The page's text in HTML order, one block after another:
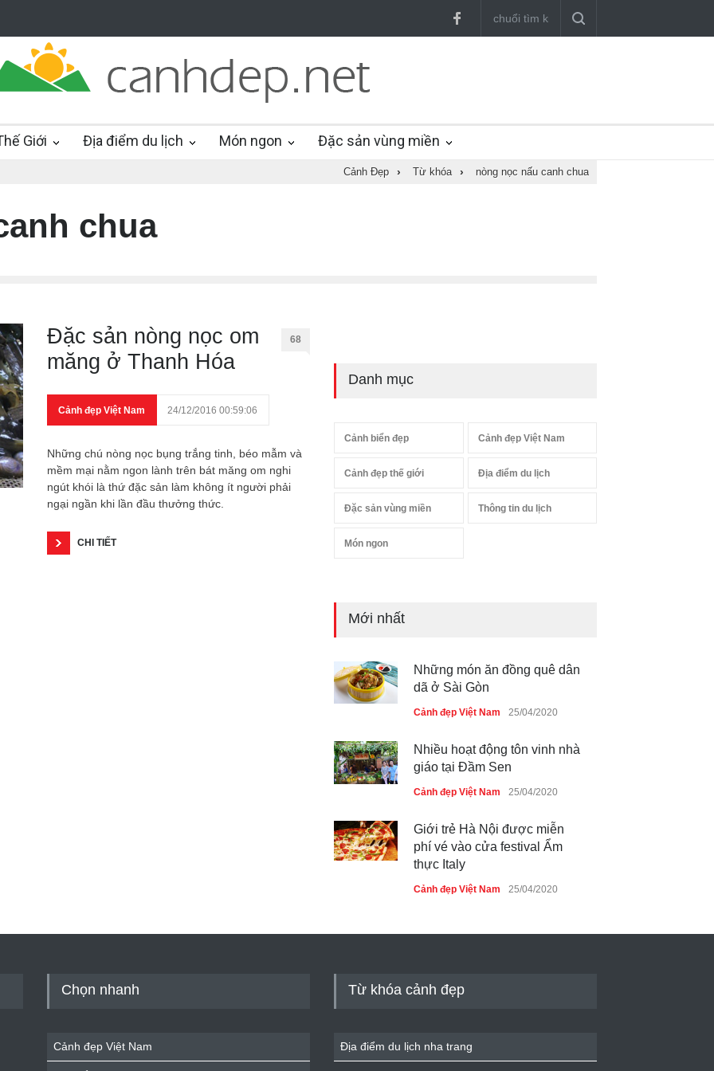
Giới Địa điểm du lịch Món ngon Đặc sản vùng miền
Cảnh Đẹp › Từ khóa › nòng nọc nấu canh chua
chua
Đặc sản nòng nọc om
măng ở Thanh Hóa
68
Cảnh đẹp Việt Nam 24/12/2016 00:59:06
Những chú nòng nọc bụng trắng tinh, béo mẫm và
mềm mại nằm ngon lành trên bát măng om nghi
ngút khói là thứ đặc sản làm không ít người phải
ngại ngần khi lần đầu thưởng thức.
CHI TIẾT
Danh mục
Cảnh biển đẹp Cảnh đẹp Việt Nam
Cảnh đẹp thế giới Địa điểm du lịch
Đặc sản vùng miền Thông tin du lịch
Món ngon
Mới nhất
Những món ăn đồng quê dân
dã ở Sài Gòn
Cảnh đẹp Việt Nam 25/04/2020
Nhiều hoạt động tôn vinh nhà
giáo tại Đầm Sen
Cảnh đẹp Việt Nam 25/04/2020
Giới trẻ Hà Nội được miễn
phí vé vào cửa festival Ẩm
thực Italy
Cảnh đẹp Việt Nam 25/04/2020
Cảnh đẹp Việt Nam
Chọn nhanh
Cảnh đẹp Việt Nam
Từ khóa cảnh đẹp
Địa điểm du lịch nha trang